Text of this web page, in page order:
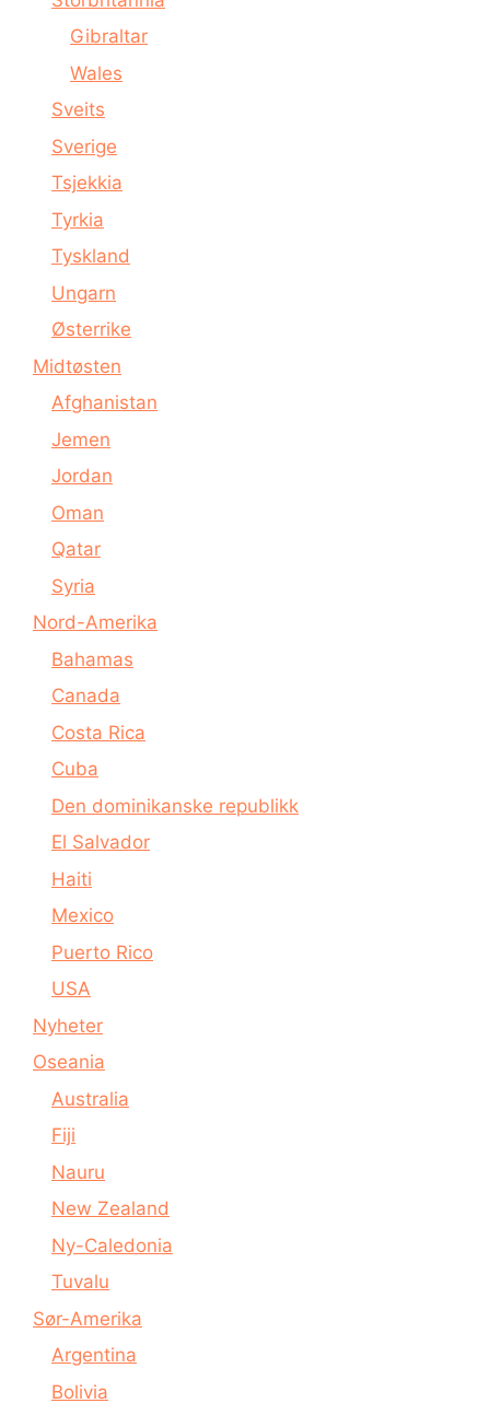
Gibraltar
Wales
Sveits
Sverige
Tsjekkia
Tyrkia
Tyskland
Ungarn
Østerrike
Midtøsten
Afghanistan
Jemen
Jordan
Oman
Qatar
Syria
Nord-Amerika
Bahamas
Canada
Costa Rica
Cuba
Den dominikanske republikk
El Salvador
Haiti
Mexico
Puerto Rico
USA
Nyheter
Oseania
Australia
Fiji
Nauru
New Zealand
Ny-Caledonia
Tuvalu
Sør-Amerika
Argentina
Bolivia